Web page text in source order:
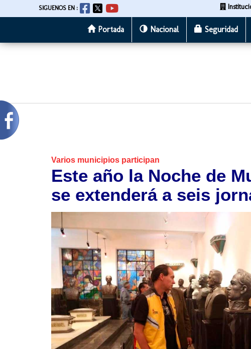
al
SIGUENOS EN :
Portada Nacional Seguridad
Varios municipios participan
Este año la Noche de
se extenderá a seis